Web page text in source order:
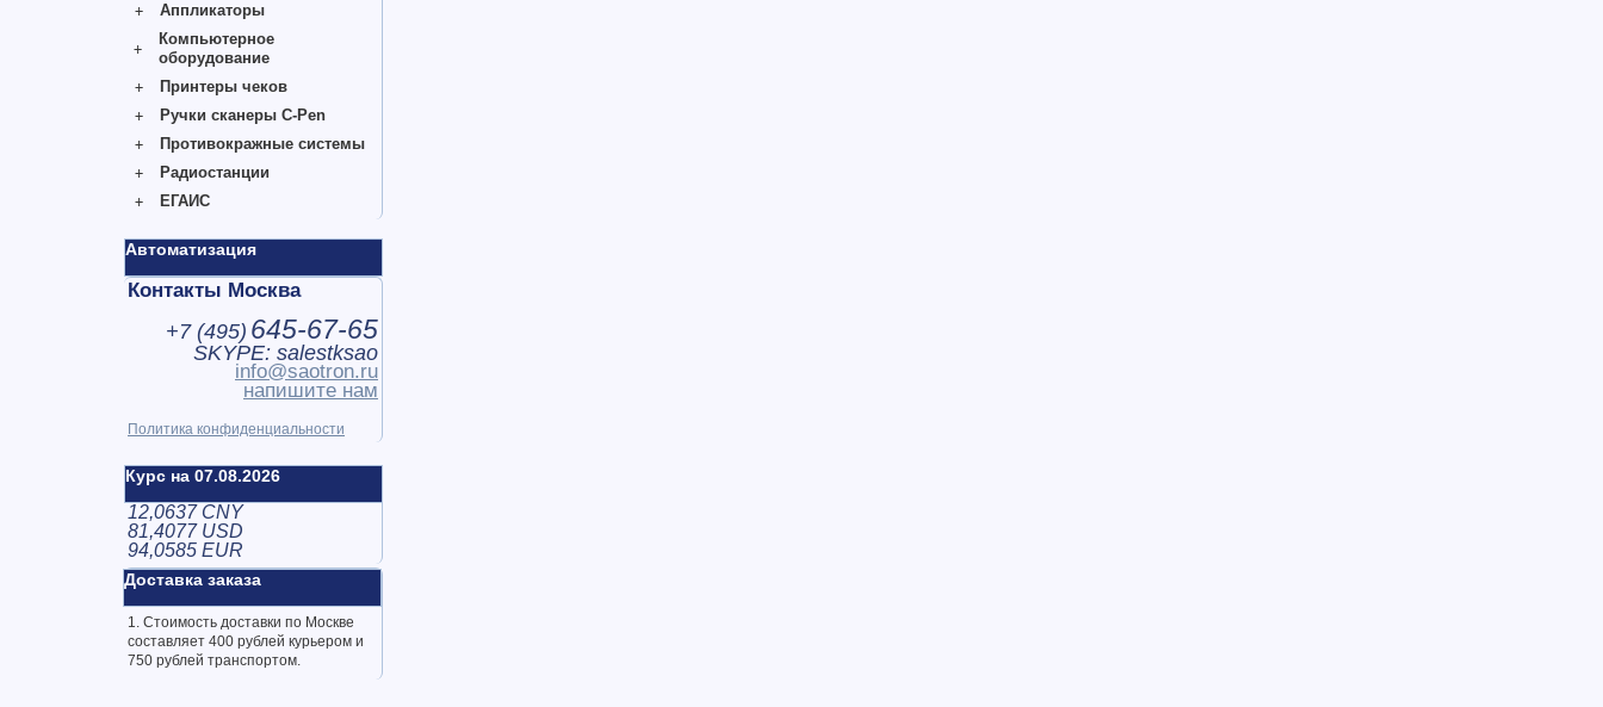
Аппликаторы
Компьютерное
оборудование
Принтеры чеков
Ручки сканеры C-Pen
Противокражные системы
Радиостанции
ЕГАИС
Автоматизация
Контакты Москва
+7 (495) 645-67-65
SKYPE: salestksao
info@saotron.ru
напишите нам
Политика конфиденциальности
Курс на 07.08.2026
12,0637 CNY
81,4077 USD
94,0585 EUR
Доставка заказа
1. Стоимость доставки по Москве
составляет 400 рублей курьером и
750 рублей транспортом.